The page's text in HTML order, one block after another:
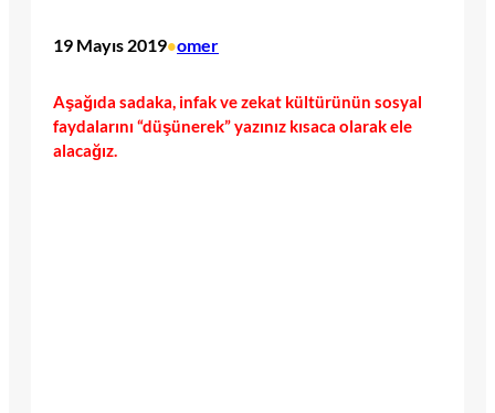
19 Mayıs 2019•omer
Aşağıda sadaka, infak ve zekat kültürünün sosyal
faydalarını “düşünerek” yazınız kısaca olarak ele
alacağız.